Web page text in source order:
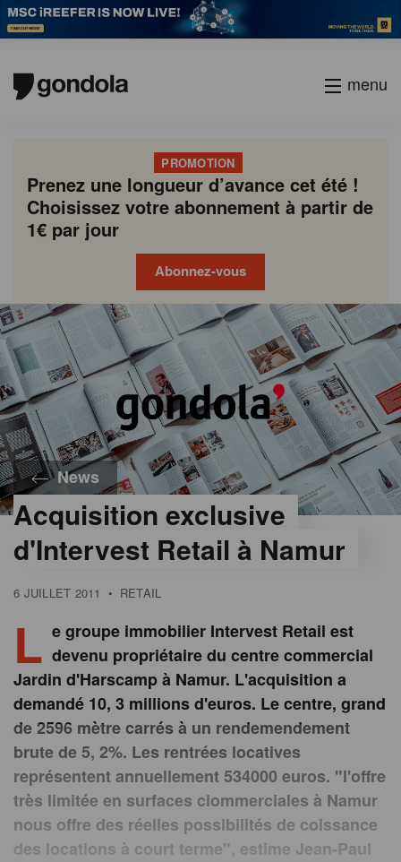
menu
PROMOTION
Prenez une longueur d’avance cet été !
Choisissez votre abonnement à partir de
1€ par jour
Abonnez-vous
News
Acquisition exclusive
d'Intervest Retail à Namur
6 JUILLET 2011 • RETAIL
L e groupe immobilier Intervest Retail est
devenu propriétaire du centre commercial
Jardin d'Harscamp à Namur. L'acquisition a
demandé 10, 3 millions d'euros. Le centre, grand
de 2596 mètre carrés à un rendemendement
brute de 5, 2%. Les rentrées locatives
représentent annuellement 534000 euros. "l'offre
très limitée en surfaces ciommerciales à Namur
nous offre des réelles possibilités de coissance
des locations à court terme", estime Jean-Paul
Gondola
academy
Gondola
society